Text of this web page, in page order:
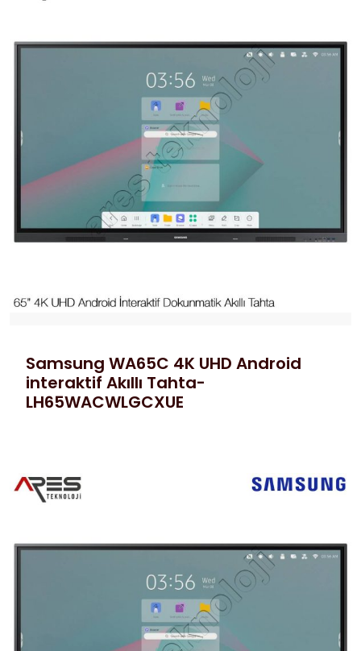
Samsung WA65C 4K UHD Android
interaktif Akıllı Tahta-
LH65WACWLGCXUE